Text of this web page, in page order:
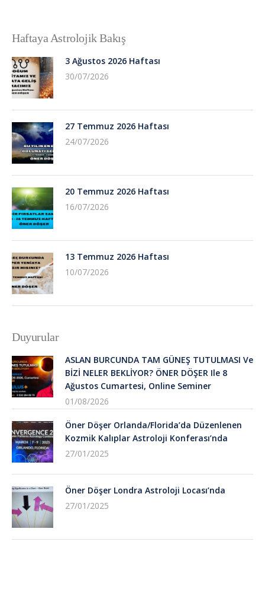
Haftaya Astrolojik Bakış
3 Ağustos 2026 Haftası
30/07/2026
27 Temmuz 2026 Haftası
24/07/2026
20 Temmuz 2026 Haftası
16/07/2026
13 Temmuz 2026 Haftası
10/07/2026
Duyurular
ASLAN BURCUNDA TAM GÜNEŞ TUTULMASI Ve
BİZİ NELER BEKLİYOR? ÖNER DÖŞER Ile 8
Ağustos Cumartesi, Online Seminer
01/08/2026
Öner Döşer Orlanda/Florida’da Düzenlenen
Kozmik Kalıplar Astroloji Konferası’nda
27/01/2025
Öner Döşer Londra Astroloji Locası’nda
27/01/2025